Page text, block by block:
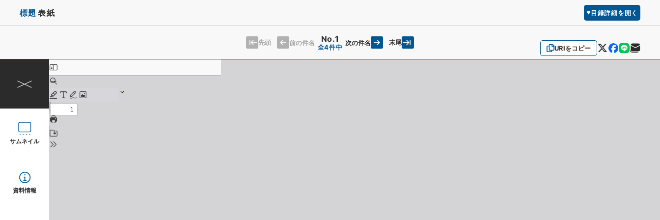
標題 表紙 目録詳細を開く
URIをコピー
先頭 前の件名 No.1
全4件中
次の件名 末尾
サムネイル
資料情報